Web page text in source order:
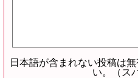
日本語が含まれない投稿は
い。（ス